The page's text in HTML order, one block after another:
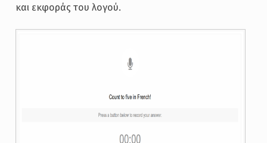
και εκφοράς του λογού.